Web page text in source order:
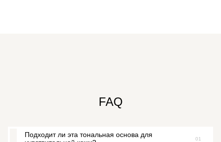
FAQ
Подходит ли эта тональная основа для
01